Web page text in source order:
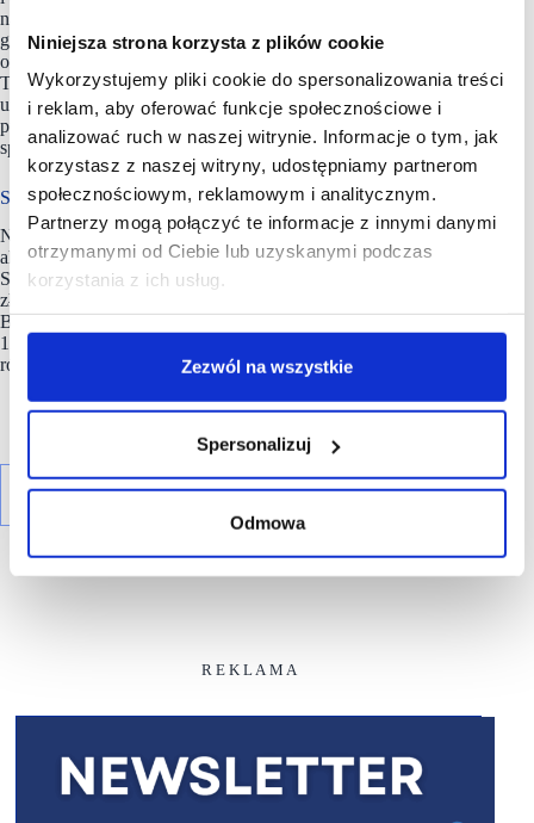
Niniejsza strona korzysta z plików cookie
Wykorzystujemy pliki cookie do spersonalizowania treści
i reklam, aby oferować funkcje społecznościowe i
analizować ruch w naszej witrynie. Informacje o tym, jak
korzystasz z naszej witryny, udostępniamy partnerom
społecznościowym, reklamowym i analitycznym.
Partnerzy mogą połączyć te informacje z innymi danymi
otrzymanymi od Ciebie lub uzyskanymi podczas
korzystania z ich usług.
Zezwól na wszystkie
Spersonalizuj
Odmowa
nad ofertą aktywności w ramach Letniej Gry. Nasza wakacyjna
grywalizacja ma na celu motywowanie do aktywności
oraz edukację w zakresie zdrowego stylu życia.
Tylko w zeszłym roku zmobilizowaliśmy o 69%
użytkowników więcej niż rok wcześniej, a najwyższą
punktację w grywalizacji miały aktywności w obiektach
sportowych, w tym treningi w nowych lokalizacjach.
Segment Zagranica
Na rynkach zagranicznych na koniec grudnia 2023 r.
aktywnych było łącznie 495,8 tys. kart sportowych. Przychody
Segmentu Zagranica wyniosły w IV kwartale ub.r. 203,0 mln
zł, a zysk operacyjny 27,2 mln zł. Obecnie, za granicą Grupa
Benefit Systems posiada 31 klubów fitness – 17 w Czechach,
12 w Bułgarii, 1 w Słowacji, a od końca grudnia 2023 r.
również pierwszy klub w Chorwacji.
R E K L A M A